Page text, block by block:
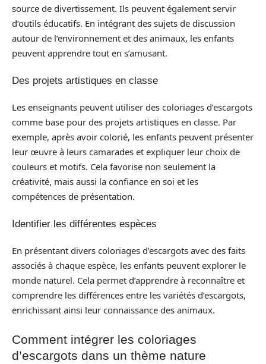
source de divertissement. Ils peuvent également servir
d’outils éducatifs. En intégrant des sujets de discussion
autour de l’environnement et des animaux, les enfants
peuvent apprendre tout en s’amusant.
Des projets artistiques en classe
Les enseignants peuvent utiliser des coloriages d’escargots
comme base pour des projets artistiques en classe. Par
exemple, après avoir colorié, les enfants peuvent présenter
leur œuvre à leurs camarades et expliquer leur choix de
couleurs et motifs. Cela favorise non seulement la
créativité, mais aussi la confiance en soi et les
compétences de présentation.
Identifier les différentes espèces
En présentant divers coloriages d’escargots avec des faits
associés à chaque espèce, les enfants peuvent explorer le
monde naturel. Cela permet d’apprendre à reconnaître et
comprendre les différences entre les variétés d’escargots,
enrichissant ainsi leur connaissance des animaux.
Comment intégrer les coloriages
d’escargots dans un thème nature